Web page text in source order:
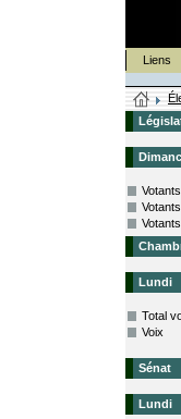
Liens
Lundi
Total
Voix
Sénat
Lundi